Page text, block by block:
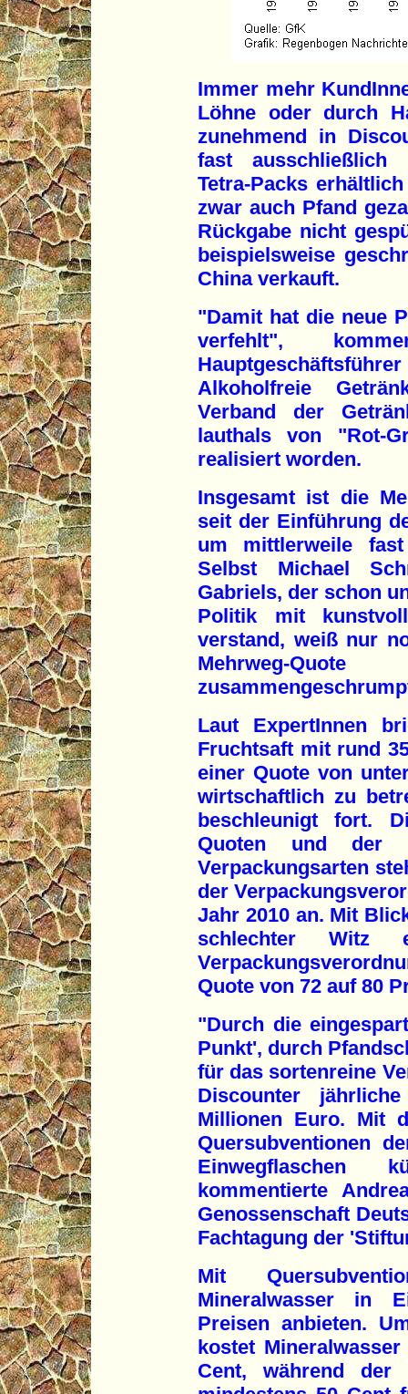
Immer mehr
Löhne oder durch
zunehmend in
fast ausschließlich
Tetra-Packs
zwar auch Pfand
Rückgabe nicht
beispielsweise
China verkauft.
"Damit hat die neue
verfehlt",
Alkoholfreie
Verband der
lauthals von "Rot-
realisiert worden.
Insgesamt ist die
seit der Einführung
um mittlerweile
Selbst Michael
Gabriels, der schon
Politik mit
verstand, weiß nur
Mehrweg-
Laut ExpertInnen
Fruchtsaft mit rund
einer Quote von
wirtschaftlich zu
beschleunigt fort.
Quoten und der
Verpackungsarten
der
Jahr 2010 an. Mit
schlechter Witz
Quote von 72 auf 80
"Durch die
Punkt', durch
für das sortenreine
Discounter
Millionen Euro. Mit
Quersubventionen
Einwegflaschen
kommentierte
Genossenschaft
Fachtagung der
Mit
Mineralwasser in
Preisen anbieten.
kostet
Cent, während der